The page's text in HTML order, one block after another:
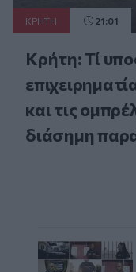
ΚΡΗΤΗ 21:01
Κρήτη: Τί
και τις
διάσημη